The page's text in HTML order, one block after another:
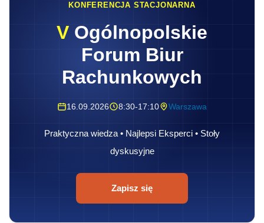
KONFERENCJA STACJONARNA
V Ogólnopolskie
Forum Biur
Rachunkowych
16.09.2026 8:30-17:10 Warszawa
Praktyczna wiedza • Najlepsi Eksperci • Stoły
dyskusyjne
Zapisz się